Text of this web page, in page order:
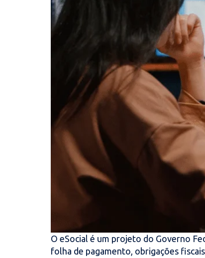
O eSocial é um projeto do Governo
folha de pagamento, obrigações